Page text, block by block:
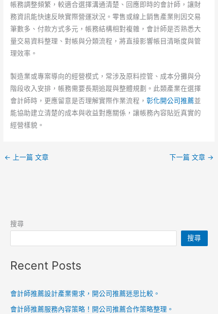
帳務調整頻繁，較適合選擇溝通清楚、回應即時的會計師，讓財
務資訊能快速反映實際營運狀況。零售或線上銷售產業則因交易
筆數多、付款方式多元，帳務結構相對複雜，會計師是否熟悉大
量交易資料整理、對帳與分類流程，將直接影響帳目清晰度與管
理效率。
製造業或專案導向的經營模式，常涉及原料控管、成本分攤與分
階段收入安排，帳務需要長期追蹤與整體規劃。此類產業在選擇
會計師時，更應留意是否理解實際作業流程，彰化開公司推薦並
能協助建立清楚的成本與收益對應關係，讓帳務內容貼近真實的
經營樣貌。
← 上一篇 文章 下一篇 文章 →
搜尋
搜尋
Recent Posts
會計師推薦設計產業需求，開公司推薦迷思比較。
會計師推薦服務內容策略！開公司推薦合作策略整理。